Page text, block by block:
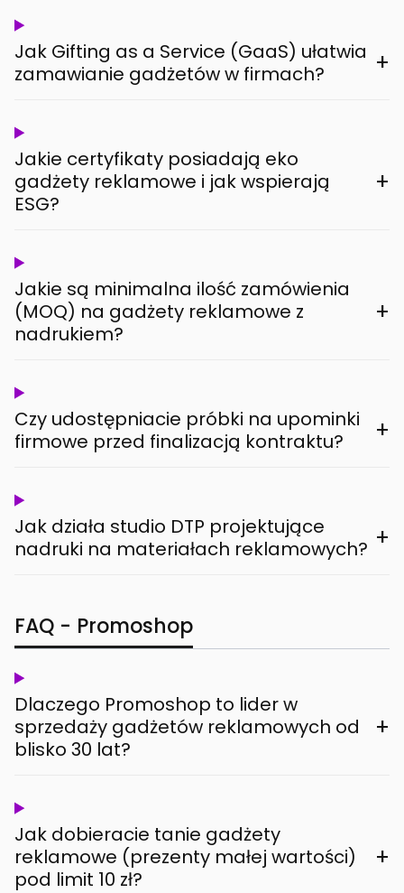
Jak Gifting as a Service (GaaS) ułatwia
zamawianie gadżetów w firmach?
+
Jakie certyfikaty posiadają eko
gadżety reklamowe i jak wspierają
ESG?
+
Jakie są minimalna ilość zamówienia
(MOQ) na gadżety reklamowe z
nadrukiem?
+
Czy udostępniacie próbki na upominki
firmowe przed finalizacją kontraktu?
+
Jak działa studio DTP projektujące
nadruki na materiałach reklamowych? +
FAQ - Promoshop
Dlaczego Promoshop to lider w
sprzedaży gadżetów reklamowych od
blisko 30 lat?
+
Jak dobieracie tanie gadżety
reklamowe (prezenty małej wartości)
pod limit 10 zł?
+